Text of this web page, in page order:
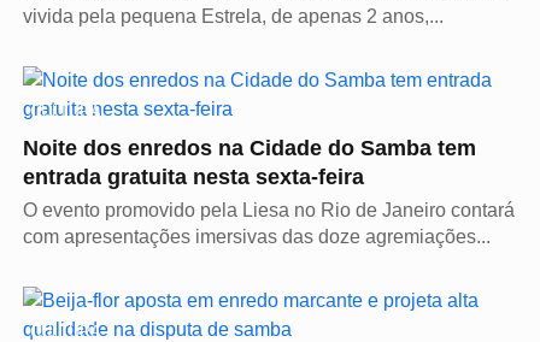
vivida pela pequena Estrela, de apenas 2 anos,...
CULTURA
Noite dos enredos na Cidade do Samba tem
entrada gratuita nesta sexta-feira
O evento promovido pela Liesa no Rio de Janeiro contará
com apresentações imersivas das doze agremiações...
CULTURA